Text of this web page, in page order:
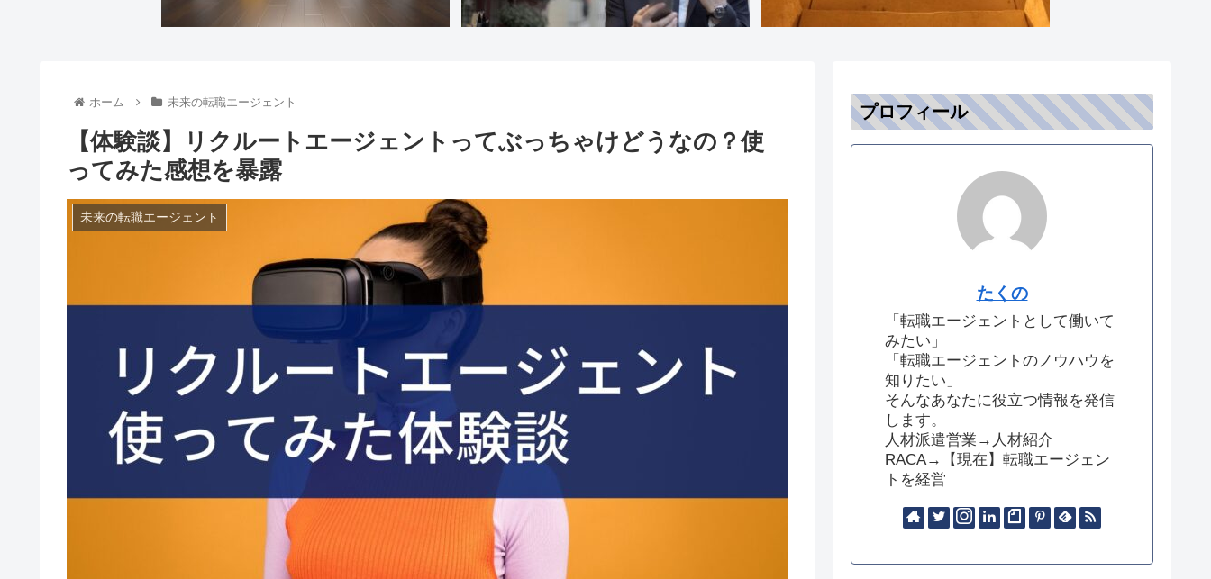
ホーム 未来の転職エージェント
【体験談】リクルートエージェントってぶっちゃけどうなの？使
ってみた感想を暴露
未来の転職エージェント
プロフィール
たくの
「転職エージェントとして働いて
みたい」
「転職エージェントのノウハウを
知りたい」
そんなあなたに役立つ情報を発信
します。
人材派遣営業→人材紹介
RACA→【現在】転職エージェン
トを経営